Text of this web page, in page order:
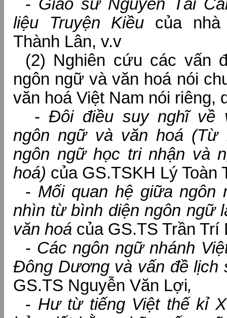
- Giáo sư Nguyễn Tài
liệu Truyện Kiều của
Thành Lân, v.v
(2) Nghiên cứu các vấn
ngôn ngữ và văn hoá nói
văn hoá Việt Nam nói riêng,
-Đôi điều suy nghĩ về
ngôn ngữ và văn hoá (Từ
ngôn ngữ học tri nhận và
hoá) của GS.TSKH Lý Toàn
- Mối quan hệ giữa ngôn
nhìn từ bình diện ngôn ngữ
văn hoá của GS.TS Trần Trí
- Các ngôn ngữ nhánh
Đông Dương và vấn đề lịch
GS.TS Nguyễn Văn Lợi,
- Hư từ tiếng Việt thế kỉ